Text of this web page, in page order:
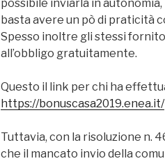
possibile inviarla in
basta avere un pò di praticità
Spesso inoltre gli stessi
all’obbligo gratuitamente.
Questo il link per chi ha
https://bonuscasa2019.enea.it/
Tuttavia, con la risoluzione n.
che il mancato invio della